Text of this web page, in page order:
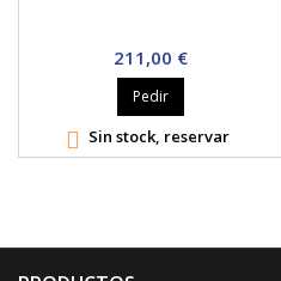
Precio
211,00 €
Pedir
 Sin stock, reservar